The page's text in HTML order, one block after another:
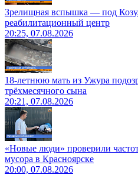
Зрелищная вспышка — под
реабилитационный центр
20:25, 07.08.2026
18-летнюю мать из Ужура
трёхмесячного сына
20:21, 07.08.2026
«Новые люди» проверили
мусора в Красноярске
20:00, 07.08.2026